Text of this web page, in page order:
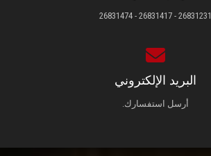
26831231 - 26831417 - 26831474
البريد الإلكتروني
أرسل استفسارك.